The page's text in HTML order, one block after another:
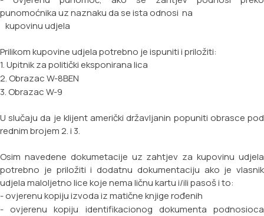
punomoćnika uz naznaku da se ista odnosi na
kupovinu udjela
Prilikom kupovine udjela potrebno je ispuniti i priložiti:
1. Upitnik za politički eksponirana lica
2. Obrazac W-8BEN
3. Obrazac W-9
U slučaju da je klijent američki državljanin popuniti obrasce pod
rednim brojem 2. i 3.
Osim navedene dokumetacije uz zahtjev za kupovinu udjela
potrebno je priložiti i dodatnu dokumentaciju ako je vlasnik
udjela maloljetno lice koje nema ličnu kartu i/ili pasoš i to:
- ovjerenu kopiju izvoda iz matične knjige rođenih
- ovjerenu kopiju identifikacionog dokumenta podnosioca